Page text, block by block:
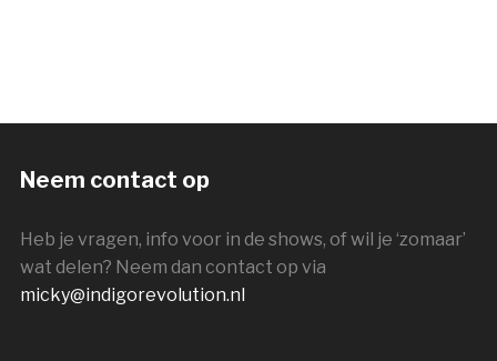
Neem contact op
Heb je vragen, info voor in de shows, of wil je ‘zomaar’
wat delen? Neem dan contact op via
micky@indigorevolution.nl